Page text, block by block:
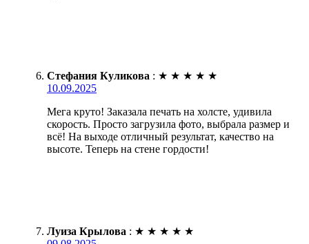
Стефания Куликова : ★ ★ ★ ★ ★
10.09.2025
Мега круто! Заказала печать на холсте, удивила
скорость. Просто загрузила фото, выбрала размер и
всё! На выходе отличный результат, качество на
высоте. Теперь на стене гордости!
Луиза Крылова : ★ ★ ★ ★ ★